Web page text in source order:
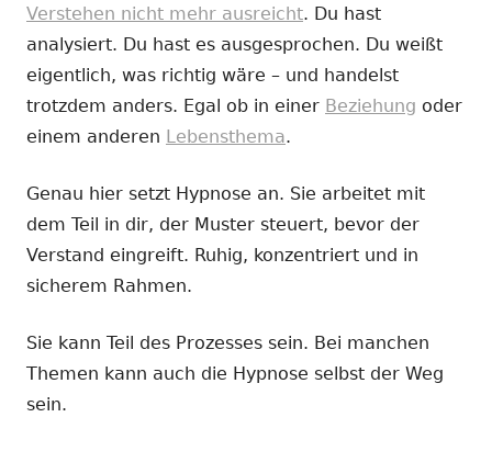
neuem
Fenster
öffnen
Verstehen nicht mehr ausreicht. Du hast
analysiert. Du hast es ausgesprochen. Du weißt
eigentlich, was richtig wäre – und handelst
trotzdem anders. Egal ob in einer Beziehung oder
einem anderen Lebensthema.
Genau hier setzt Hypnose an. Sie arbeitet mit
dem Teil in dir, der Muster steuert, bevor der
Verstand eingreift. Ruhig, konzentriert und in
sicherem Rahmen.
Sie kann Teil des Prozesses sein. Bei manchen
Themen kann auch die Hypnose selbst der Weg
sein.